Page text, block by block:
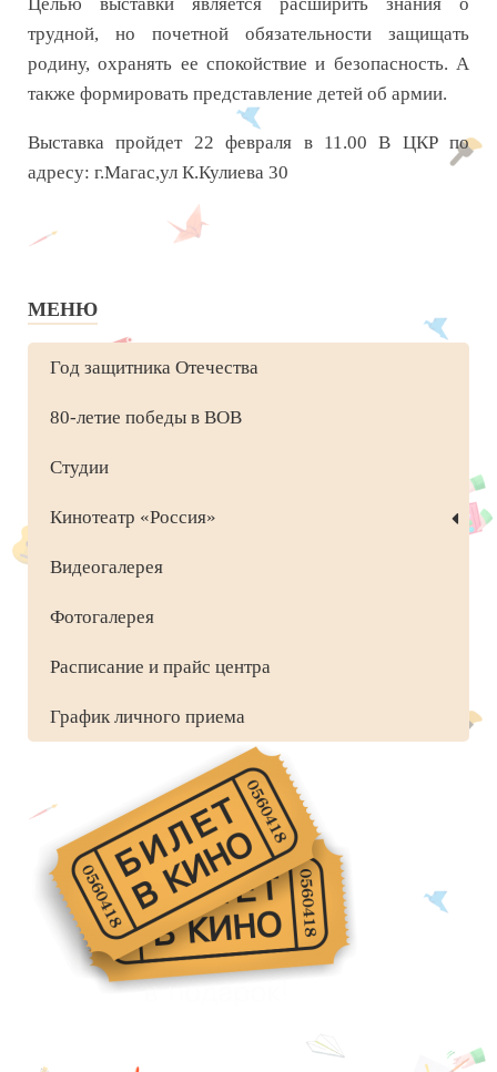
трудной, но почетной обязательности защищать
родину, охранять ее спокойствие и безопасность. А
также формировать представление детей об армии.
Выставка пройдет 22 февраля в 11.00 В ЦКР по
адресу: г.Магас,ул К.Кулиева 30
МЕНЮ
Год защитника Отечества
80-летие победы в ВОВ
Студии
Кинотеатр «Россия»
Видеогалерея
Фотогалерея
Расписание и прайс центра
График личного приема